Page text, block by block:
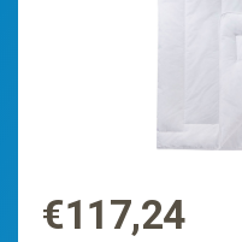
€117,24